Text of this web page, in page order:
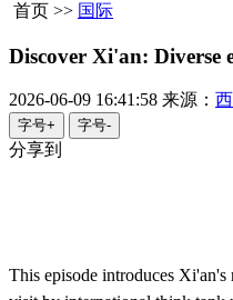
首页 >> 国际
​Discover Xi'an: Diverse
2026-06-09 16:41:58 来源：
字号+ 字号-
分享到
This episode introduces